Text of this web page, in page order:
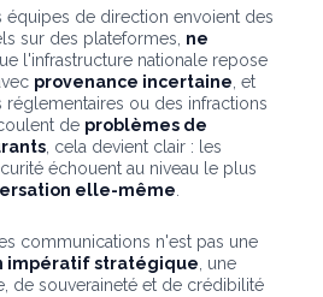
équipes de direction envoient des
sur des plateformes, ne
l'infrastructure nationale repose
provenance incertaine , et
réglementaires ou des infractions
de problèmes de
, cela devient clair : les
échouent au niveau le plus
elle-même
communications n'est pas une
impératif stratégique , une
de souveraineté et de crédibilité